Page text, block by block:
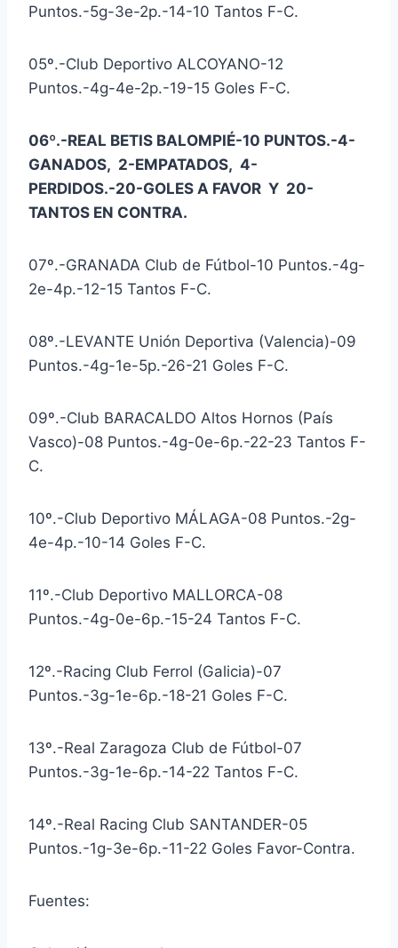
Puntos.-5g-3e-2p.-14-10 Tantos F-C.
05º.-Club Deportivo ALCOYANO-12
Puntos.-4g-4e-2p.-19-15 Goles F-C.
06º.-REAL BETIS BALOMPIÉ-10 PUNTOS.-4-
GANADOS, 2-EMPATADOS, 4-
PERDIDOS.-20-GOLES A FAVOR Y 20-
TANTOS EN CONTRA.
07º.-GRANADA Club de Fútbol-10 Puntos.-4g-
2e-4p.-12-15 Tantos F-C.
08º.-LEVANTE Unión Deportiva (Valencia)-09
Puntos.-4g-1e-5p.-26-21 Goles F-C.
09º.-Club BARACALDO Altos Hornos (País
Vasco)-08 Puntos.-4g-0e-6p.-22-23 Tantos F-
C.
10º.-Club Deportivo MÁLAGA-08 Puntos.-2g-
4e-4p.-10-14 Goles F-C.
11º.-Club Deportivo MALLORCA-08
Puntos.-4g-0e-6p.-15-24 Tantos F-C.
12º.-Racing Club Ferrol (Galicia)-07
Puntos.-3g-1e-6p.-18-21 Goles F-C.
13º.-Real Zaragoza Club de Fútbol-07
Puntos.-3g-1e-6p.-14-22 Tantos F-C.
14º.-Real Racing Club SANTANDER-05
Puntos.-1g-3e-6p.-11-22 Goles Favor-Contra.
Fuentes: